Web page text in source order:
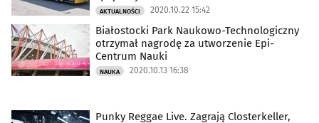
AKTUALNOŚCI 2020.10.22 15:42
Białostocki Park Naukowo-Technologiczny
otrzymał nagrodę za utworzenie Epi-
Centrum Nauki
NAUKA 2020.10.13 16:38
Punky Reggae Live. Zagrają Closterkeller,